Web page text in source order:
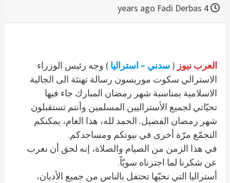
Fadi Derbas
العرب نيوز ( سدني – استراليا ) وجه رئيس الوزراء
الاسترالي سكوت موريسون رسالة تهنئة الى الجالية
الاسلامية بمناسبة شهر رمضان المبارك جاء فيها
تحيّاتي لجميع الأستراليين المسلمين وأنتم تستقبلون
شهر رمضان الفضيل. الحمد لله، هذا العام، يمكنكم
التجمّع مرّة أخرى في بيوتكم ومساجدكم.
في هذا الزمن من الصيام والصلاة، إنه لحق أن نعرب
عن شكرنا لما اجتزناه سويّاً.
أستراليا التي نحبّها تحتفل بالناس من جميع الأديان،